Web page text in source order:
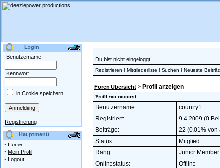
Login
Benutzername
Kennwort
in Cookie speichern
Registrierung
Hauptmenü
· Home
· Mein Profil
· Logout
Du bist nicht eingeloggt!
Registrieren | Mitgliederliste | Suchen | Neueste
Foren Übersicht > Profil anzeigen
Profil von country1
Benutzername:
country1
Registriert:
9.4.2009 (0
Beiträge:
22 (0.01% von
Status:
Mitglied
Rang:
Junior Member
Onlinestatus:
Offline